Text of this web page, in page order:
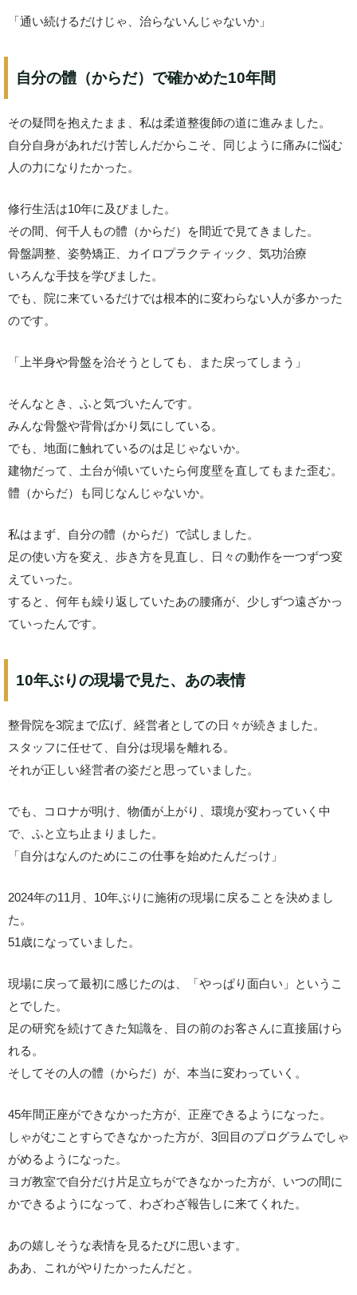
「通い続けるだけじゃ、治らないんじゃないか」
自分の體（からだ）で確かめた10年間
その疑問を抱えたまま、私は柔道整復師の道に進みました。
自分自身があれだけ苦しんだからこそ、同じように痛みに悩む
人の力になりたかった。
修行生活は10年に及びました。
その間、何千人もの體（からだ）を間近で見てきました。
骨盤調整、姿勢矯正、カイロプラクティック、気功治療
いろんな手技を学びました。
でも、院に来ているだけでは根本的に変わらない人が多かった
のです。
「上半身や骨盤を治そうとしても、また戻ってしまう」
そんなとき、ふと気づいたんです。
みんな骨盤や背骨ばかり気にしている。
でも、地面に触れているのは足じゃないか。
建物だって、土台が傾いていたら何度壁を直してもまた歪む。
體（からだ）も同じなんじゃないか。
私はまず、自分の體（からだ）で試しました。
足の使い方を変え、歩き方を見直し、日々の動作を一つずつ変
えていった。
すると、何年も繰り返していたあの腰痛が、少しずつ遠ざかっ
ていったんです。
10年ぶりの現場で見た、あの表情
整骨院を3院まで広げ、経営者としての日々が続きました。
スタッフに任せて、自分は現場を離れる。
それが正しい経営者の姿だと思っていました。
でも、コロナが明け、物価が上がり、環境が変わっていく中
で、ふと立ち止まりました。
「自分はなんのためにこの仕事を始めたんだっけ」
2024年の11月、10年ぶりに施術の現場に戻ることを決めまし
た。
51歳になっていました。
現場に戻って最初に感じたのは、「やっぱり面白い」というこ
とでした。
足の研究を続けてきた知識を、目の前のお客さんに直接届けら
れる。
そしてその人の體（からだ）が、本当に変わっていく。
45年間正座ができなかった方が、正座できるようになった。
しゃがむことすらできなかった方が、3回目のプログラムでしゃ
がめるようになった。
ヨガ教室で自分だけ片足立ちができなかった方が、いつの間に
かできるようになって、わざわざ報告しに来てくれた。
あの嬉しそうな表情を見るたびに思います。
ああ、これがやりたかったんだと。